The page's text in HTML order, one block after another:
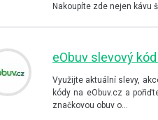
Nakoupíte zde nejen kávu
eObuv slevový kód
Využijte aktuální slevy,
kódy na eObuv.cz a
značkovou obuv o…